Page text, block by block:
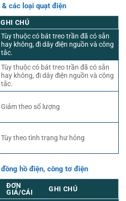
các loại quạt điện
GHI CHÚ
Tùy thuộc có bát treo trần đã có sẵn
hay không, đi dây điện nguồn và công
tắc.
Tùy thuộc có bát treo trần đã có sẵn
hay không, đi dây điện nguồn và công
tắc.
Giảm theo số lượng
Tùy theo tình trạng hư hỏng
hồ điện, công tơ điện
ĐƠN
GIÁ/CÁI
GHI CHÚ